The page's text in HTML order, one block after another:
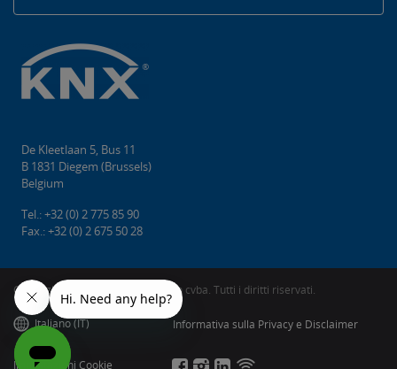
De Kleetlaan 5, Bus 11
B 1831 Diegem (Brussels)
Belgium
Tel.: +32 (0) 2 775 85 90
Fax.: +32 (0) 2 675 50 28
Copyright © 2026 KNX Association cvba. Tutti i diritti riservati.
Italiano (IT) Informativa sulla Privacy e Disclaimer
Impostazioni Cookie